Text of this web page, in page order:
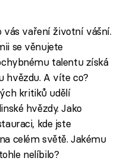
vás vaření životní vášní.
se věnujete
talentu získá
hvězdu. A víte co?
kritiků udělí
hvězdy. Jako
kde jste
celém světě. Jakému
nelíbilo?